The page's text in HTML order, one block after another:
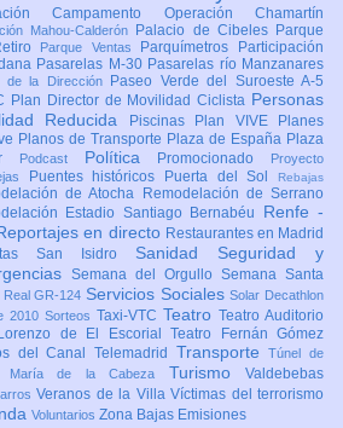
Campamento Operación Chamartín
Mahou-Calderón Palacio de Cibeles Parque
Parque Ventas Parquímetros
Participación
Pasarelas M-30 Pasarelas río Manzanares
de la Dirección
Paseo Verde del Suroeste A-5
Plan Director de Movilidad Ciclista Personas
Reducida
Piscinas Plan VIVE
Planes
Planos de Transporte Plaza de España Plaza
Podcast Política Promocionado
Proyecto
Puentes históricos Puerta del Sol Rebajas
de Atocha
Remodelación de Serrano
Estadio Santiago Bernabéu Renfe -
en directo Restaurantes en Madrid
San Isidro Sanidad Seguridad y
Semana del Orgullo Semana Santa
Real GR-124 Servicios SocialesSolar Decathlon
2010 Sorteos Taxi-VTC Teatro Teatro Auditorio
de El EscorialTeatro Fernán Gómez
del Canal Telemadrid TransporteTúnel de
María de la Cabeza Turismo Valdebebas
Veranos de la VillaVíctimas del terrorismo
Voluntarios Zona Bajas Emisiones